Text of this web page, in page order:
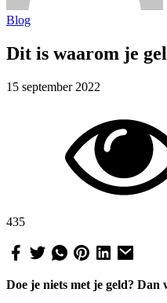
Blog
Dit is waarom je
15 september 2022
435
Doe je niets met je geld?